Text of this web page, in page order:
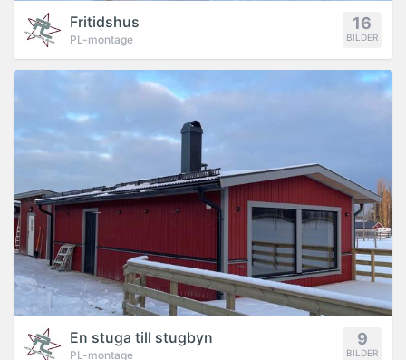
16
BILDER
Fritidshus
PL-montage
9
BILDER
En stuga till stugbyn
PL-montage